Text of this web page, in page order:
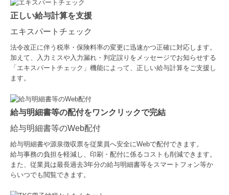
正しい給与計算を支援
エキスパートチェック
法令改正に伴う税率・保険料率の変更に迅速かつ正確に対応します。
加えて、入力ミスや入力漏れ・判定誤りをメッセージでお知らせする
「エキスパートチェック」機能によって、正しい給与計算をご支援し
ます。
給与明細書等の配付をワンクリックで完結
給与明細書等のWeb配付
給与明細書や源泉徴収票を従業員へ安全にWebで配付できます。
給与事務の負担を軽減し、印刷・配付に係るコストも削減できます。
また、従業員は最長過去3年分の給与明細書等をスマートフォン等か
らいつでも閲覧できます。